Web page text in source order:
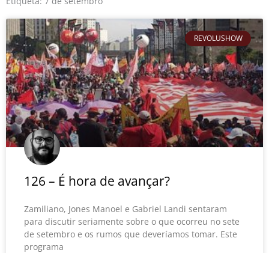
REVOLUSHOW
126 – É hora de avançar?
Zamiliano, Jones Manoel e Gabriel Landi sentaram
para discutir seriamente sobre o que ocorreu no sete
de setembro e os rumos que deveríamos tomar. Este
programa